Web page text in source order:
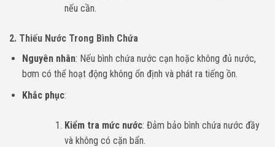
nếu cần.
2. Thiếu Nước Trong Bình Chứa
Nguyên nhân: Nếu bình chứa nước cạn hoặc không đủ nước,
bơm có thể hoạt động không ổn định và phát ra tiếng ồn.
Khắc phục:
Kiểm tra mức nước: Đảm bảo bình chứa nước đầy
và không có cặn bẩn.